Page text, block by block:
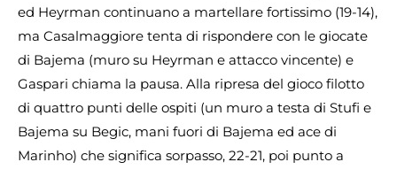
ed Heyrman continuano a martellare fortissimo (19-14),
ma Casalmaggiore tenta di rispondere con le giocate
di Bajema (muro su Heyrman e attacco vincente) e
Gaspari chiama la pausa. Alla ripresa del gioco filotto
di quattro punti delle ospiti (un muro a testa di Stufi e
Bajema su Begic, mani fuori di Bajema ed ace di
Marinho) che significa sorpasso, 22-21, poi punto a